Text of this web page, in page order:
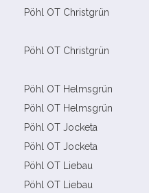
Pöhl OT Christgrün
Pöhl OT Christgrün
Pöhl OT Helmsgrün
Pöhl OT Helmsgrün
Pöhl OT Jocketa
Pöhl OT Jocketa
Pöhl OT Liebau
Pöhl OT Liebau